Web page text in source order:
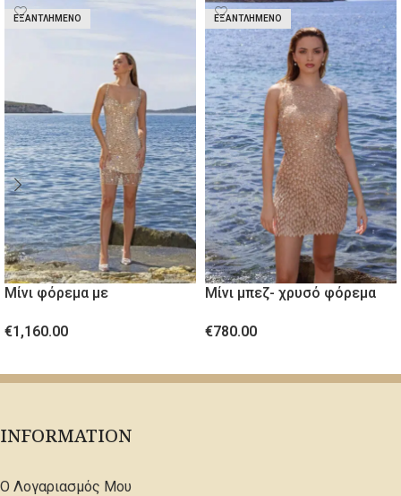
ΕΞΑΝΤΛΗΜΈΝΟ
Μίνι φόρεμα με
€1,160.00
ΕΞΑΝΤΛΗΜΈΝΟ
Μίνι μπεζ- χρυσό φόρεμα
€780.00
INFORMATION
Ο Λογαριασμός Μου